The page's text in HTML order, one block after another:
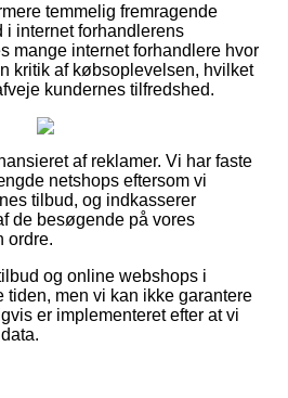
temmelig fremragende
i internet forhandlerens
mange internet forhandlere hvor
kritik af købsoplevelsen, hvilket
kundernes tilfredshed.
af reklamer. Vi har faste
netshops eftersom vi
tilbud, og indkasserer
de besøgende på vores
ordre.
og online webshops i
tiden, men vi kan ikke garantere
er implementeret efter at vi